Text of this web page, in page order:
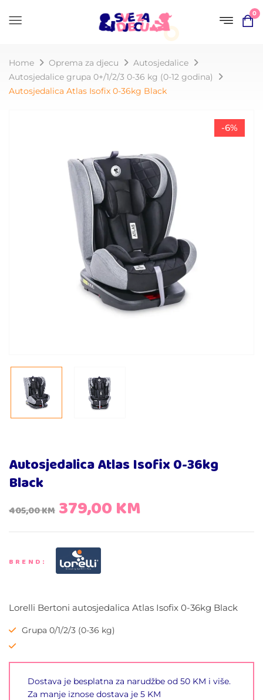
0
Home Oprema za djecu
Autosjedalice
Autosjedalice grupa 0+/1/2/3 0-36 kg (0-12 godina)
Autosjedalica Atlas Isofix 0-36kg Black
-6%
Autosjedalica Atlas Isofix 0-36kg
Black
405,00KM 379,00KM
BREND:
Lorelli Bertoni autosjedalica Atlas Isofix 0-36kg Black
Grupa 0/1/2/3 (0-36 kg)
Dostava je besplatna za narudžbe od 50 KM i više.
Za manje iznose dostava je 5 KM